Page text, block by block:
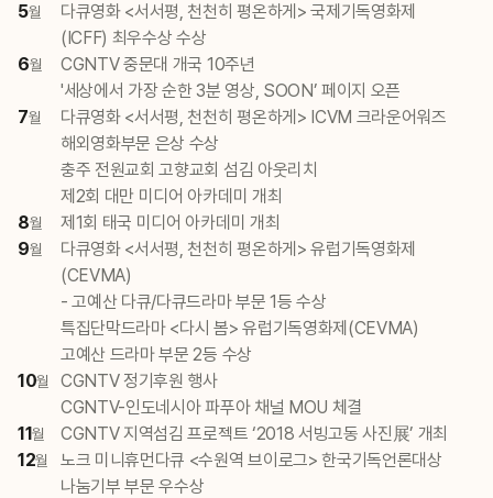
5월
다큐영화 <서서평, 천천히 평온하게> 국제기독영화제
(ICFF) 최우수상 수상
6월
CGNTV 중문대 개국 10주년
'세상에서 가장 순한 3분 영상, SOON’ 페이지 오픈
7월
다큐영화 <서서평, 천천히 평온하게> ICVM 크라운어워즈
해외영화부문 은상 수상
충주 전원교회 고향교회 섬김 아웃리치
제2회 대만 미디어 아카데미 개최
8월
제1회 태국 미디어 아카데미 개최
9월
다큐영화 <서서평, 천천히 평온하게> 유럽기독영화제
(CEVMA)
- 고예산 다큐/다큐드라마 부문 1등 수상
특집단막드라마 <다시 봄> 유럽기독영화제(CEVMA)
고예산 드라마 부문 2등 수상
10월
CGNTV 정기후원 행사
CGNTV-인도네시아 파푸아 채널 MOU 체결
11월
CGNTV 지역섬김 프로젝트 ‘2018 서빙고동 사진展’ 개최
12월
노크 미니휴먼다큐 <수원역 브이로그> 한국기독언론대상
나눔기부 부문 우수상